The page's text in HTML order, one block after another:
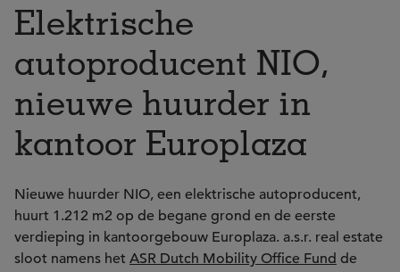
Elektrische
autoproducent NIO,
nieuwe huurder in
kantoor Europlaza
Nieuwe huurder NIO, een elektrische autoproducent,
huurt 1.212 m2 op de begane grond en de eerste
verdieping in kantoorgebouw Europlaza. a.s.r. real estate
sloot namens het ASR Dutch Mobility Office Fund de